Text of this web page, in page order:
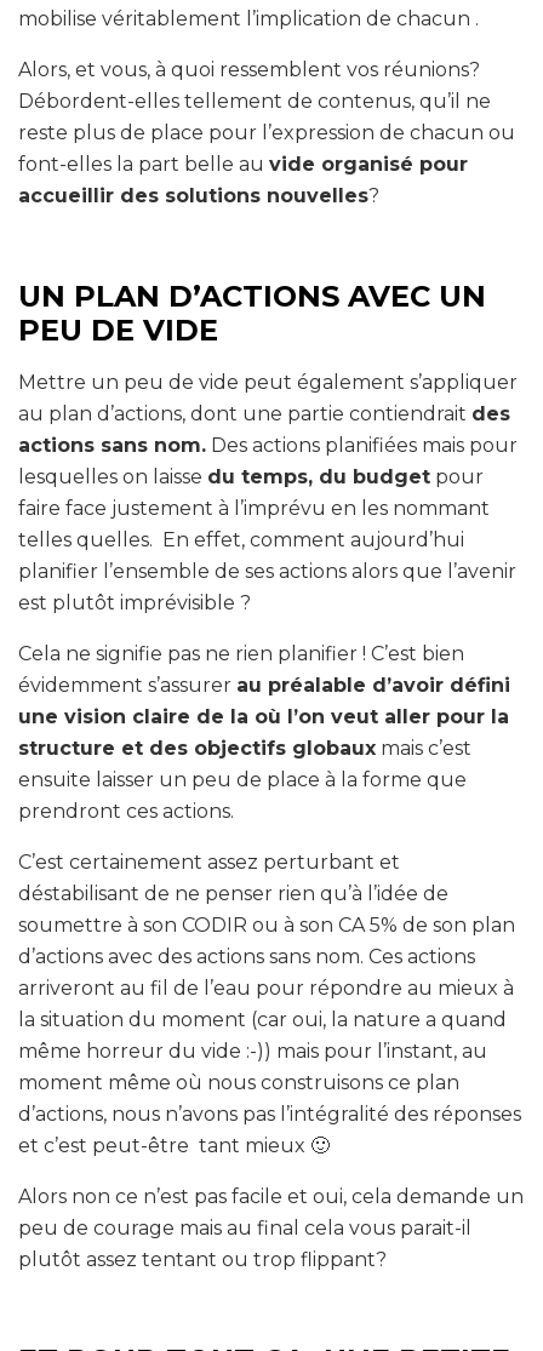
mobilise véritablement l’implication de chacun .
Alors, et vous, à quoi ressemblent vos réunions?
Débordent-elles tellement de contenus, qu’il ne
reste plus de place pour l’expression de chacun ou
font-elles la part belle au vide organisé pour
accueillir des solutions nouvelles?
UN PLAN D’ACTIONS AVEC UN
PEU DE VIDE
Mettre un peu de vide peut également s’appliquer
au plan d’actions, dont une partie contiendrait des
actions sans nom. Des actions planifiées mais pour
lesquelles on laisse du temps, du budget pour
faire face justement à l’imprévu en les nommant
telles quelles. En effet, comment aujourd’hui
planifier l’ensemble de ses actions alors que l’avenir
est plutôt imprévisible ?
Cela ne signifie pas ne rien planifier ! C’est bien
évidemment s’assurer au préalable d’avoir défini
une vision claire de la où l’on veut aller pour la
structure et des objectifs globaux mais c’est
ensuite laisser un peu de place à la forme que
prendront ces actions.
C’est certainement assez perturbant et
déstabilisant de ne penser rien qu’à l’idée de
soumettre à son CODIR ou à son CA 5% de son plan
d’actions avec des actions sans nom. Ces actions
arriveront au fil de l’eau pour répondre au mieux à
la situation du moment (car oui, la nature a quand
même horreur du vide :-)) mais pour l’instant, au
moment même où nous construisons ce plan
d’actions, nous n’avons pas l’intégralité des réponses
et c’est peut-être tant mieux 🙂
Alors non ce n’est pas facile et oui, cela demande un
peu de courage mais au final cela vous parait-il
plutôt assez tentant ou trop flippant?